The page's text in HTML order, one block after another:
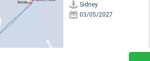
Sidney
03/05/2027